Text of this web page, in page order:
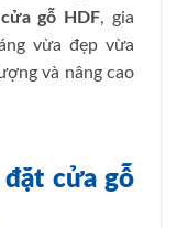
cửa gỗ HDF, gia
vừa đẹp vừa
và nâng cao
cửa gỗ